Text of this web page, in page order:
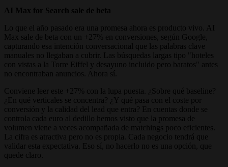
AI Max for Search sale de beta
Lo que el año pasado era una promesa ahora es producto vivo. AI
Max sale de beta con un +27% en conversiones, según Google,
capturando esa intención conversacional que las palabras clave
manuales no llegaban a cubrir. Las búsquedas largas tipo "hoteles
con vistas a la Torre Eiffel y desayuno incluido pero baratos" antes
no encontraban anuncios. Ahora sí.
Conviene leer este +27% con la lupa puesta. ¿Sobre qué baseline?
¿En qué verticales se concentra? ¿Y qué pasa con el coste por
conversión y la calidad del lead que entra? En cuentas donde se
controla cada euro al dedillo hemos visto que la promesa de
volumen viene a veces acompañada de matchings poco eficientes.
La cifra es atractiva pero no es propia. Cada negocio tendrá que
validar esta expectativa. Eso sí, no hacerlo no es una opción, que
quede claro.